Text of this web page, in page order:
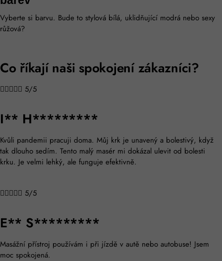
Vyberte si barvu. Bude to stylová bílá, uklidňující modrá nebo sexy
růžová?
Co říkají naši spokojení zákazníci?
 5/5
I** H*********
Kvůli pandemii pracuji doma. Můj krk je unavený a bolestivý, když
tak dlouho sedím. Tento malý masér mi dokázal ulevit od bolesti
krku. Je velmi lehký, ale funguje efektivně.
 5/5
E** S*********
Masážní přístroj používám i při jízdě v autě nebo autobuse! Jsem
moc spokojená.